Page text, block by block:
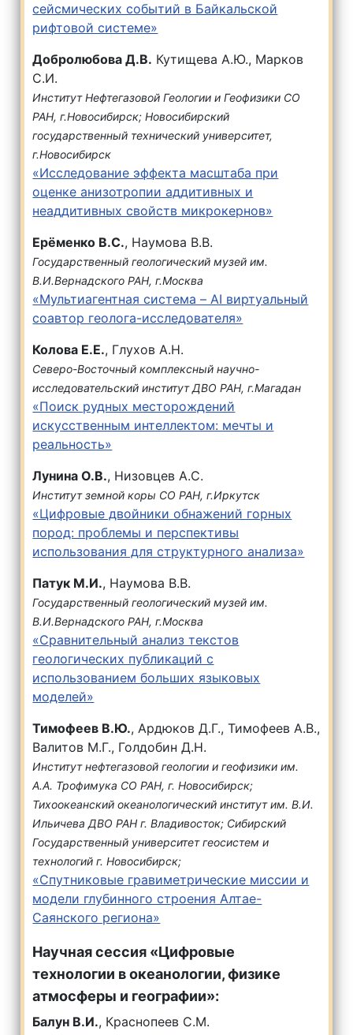
сейсмических событий в Байкальской
рифтовой системе»
Добролюбова Д.В. Кутищева А.Ю., Марков
С.И.
Институт Нефтегазовой Геологии и Геофизики СО
РАН, г.Новосибирск; Новосибирский
государственный технический университет,
г.Новосибирск
«Исследование эффекта масштаба при
оценке анизотропии аддитивных и
неаддитивных свойств микрокернов»
Ерёменко В.С., Наумова В.В.
Государственный геологический музей им.
В.И.Вернадского РАН, г.Москва
«Мультиагентная система – AI виртуальный
соавтор геолога-исследователя»
Колова Е.Е., Глухов А.Н.
Северо-Восточный комплексный научно-
исследовательский институт ДВО РАН, г.Магадан
«Поиск рудных месторождений
искусственным интеллектом: мечты и
реальность»
Лунина О.В., Низовцев А.С.
Институт земной коры СО РАН, г.Иркутск
«Цифровые двойники обнажений горных
пород: проблемы и перспективы
использования для структурного анализа»
Патук М.И., Наумова В.В.
Государственный геологический музей им.
В.И.Вернадского РАН, г.Москва
«Сравнительный анализ текстов
геологических публикаций с
использованием больших языковых
моделей»
Тимофеев В.Ю., Ардюков Д.Г., Тимофеев А.В.,
Валитов М.Г., Голдобин Д.Н.
Институт нефтегазовой геологии и геофизики им.
А.А. Трофимука СО РАН, г. Новосибирск;
Тихоокеанский океанологический институт им. В.И.
Ильичева ДВО РАН г. Владивосток; Сибирский
Государственный университет геосистем и
технологий г. Новосибирск;
«Спутниковые гравиметрические миссии и
модели глубинного строения Алтае-
Саянского региона»
Научная сессия «Цифровые
технологии в океанологии, физике
атмосферы и географии»:
Балун В.И., Краснопеев С.М.